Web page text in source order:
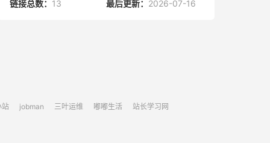
链接总数： 13 最后更新： 2026-07-16
站 jobman 三叶运维 嘟嘟生活 站长学习网